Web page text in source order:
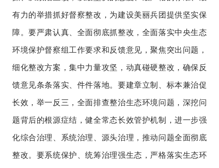
有力的举措抓好督察整改，为建设美丽兵团提供坚实保
障。要严肃认真、全面彻底抓整改，全面落实中央生态
环境保护督察组工作要求和反馈意见，聚焦突出问题，
细化整改方案，集中力量攻坚，动真碰硬整改，确保反
馈意见条条落实、件件落地。要建章立制、标本兼治促
长效，举一反三，全面排查整治生态环境问题，深挖问
题背后的根源症结，健全常态长效管护机制，进一步强
化综合治理、系统治理、源头治理，推动问题全面彻底
整改。要系统保护、统筹治理强生态，严格落实生态环